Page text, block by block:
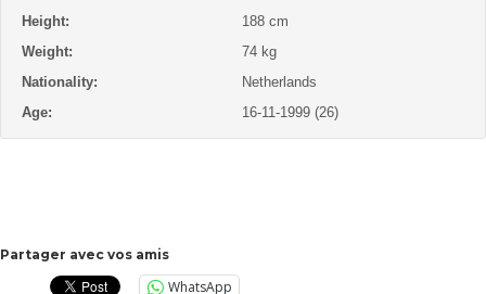
Height:
188 cm
Weight:
74 kg
Nationality:
Netherlands
Age:
16-11-1999 (26)
Partager avec vos amis
WhatsApp